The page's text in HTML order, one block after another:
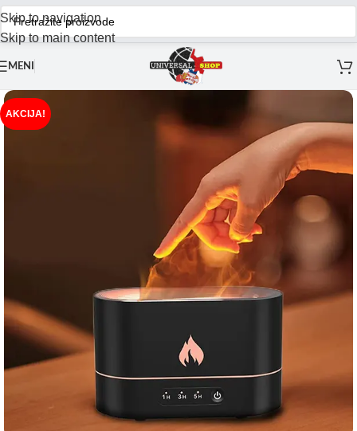
Skip to navigation
Skip to main content
MENI
AKCIJA!